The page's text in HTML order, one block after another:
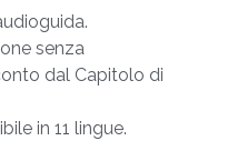
biglietto in Via dei
alle 18:00
senza
dal Capitolo di
in 11 lingue.